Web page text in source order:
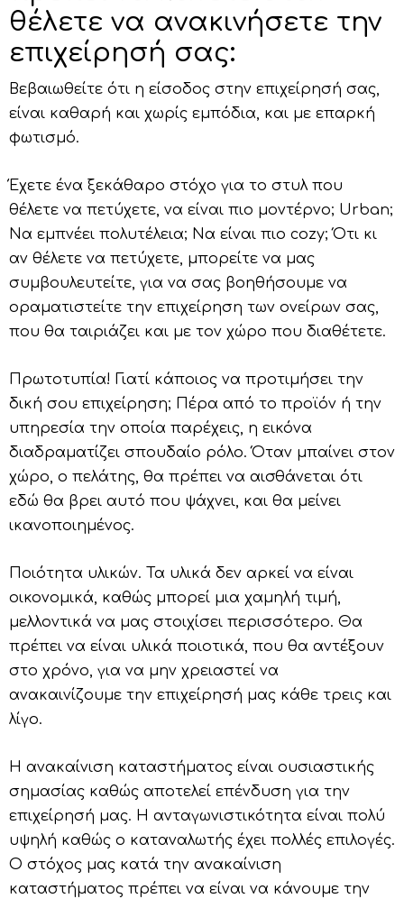
θέλετε να ανακινήσετε την
επιχείρησή σας:
Βεβαιωθείτε ότι η είσοδος στην επιχείρησή σας,
είναι καθαρή και χωρίς εμπόδια, και με επαρκή
φωτισμό.
Έχετε ένα ξεκάθαρο στόχο για το στυλ που
θέλετε να πετύχετε, να είναι πιο μοντέρνο; Urban;
Nα εμπνέει πολυτέλεια; Να είναι πιο cozy; Ότι κι
αν θέλετε να πετύχετε, μπορείτε να μας
συμβουλευτείτε, για να σας βοηθήσουμε να
οραματιστείτε την επιχείρηση των ονείρων σας,
που θα ταιριάζει και με τον χώρο που διαθέτετε.
Πρωτοτυπία! Γιατί κάποιος να προτιμήσει την
δική σου επιχείρηση; Πέρα από το προϊόν ή την
υπηρεσία την οποία παρέχεις, η εικόνα
διαδραματίζει σπουδαίο ρόλο. Όταν μπαίνει στον
χώρο, ο πελάτης, θα πρέπει να αισθάνεται ότι
εδώ θα βρει αυτό που ψάχνει, και θα μείνει
ικανοποιημένος.
Ποιότητα υλικών. Τα υλικά δεν αρκεί να είναι
οικονομικά, καθώς μπορεί μια χαμηλή τιμή,
μελλοντικά να μας στοιχίσει περισσότερο. Θα
πρέπει να είναι υλικά ποιοτικά, που θα αντέξουν
στο χρόνο, για να μην χρειαστεί να
ανακαινίζουμε την επιχείρησή μας κάθε τρεις και
λίγο.
Η ανακαίνιση καταστήματος είναι ουσιαστικής
σημασίας καθώς αποτελεί επένδυση για την
επιχείρησή μας. Η ανταγωνιστικότητα είναι πολύ
υψηλή καθώς ο καταναλωτής έχει πολλές επιλογές.
Ο στόχος μας κατά την ανακαίνιση
καταστήματος πρέπει να είναι να κάνουμε την